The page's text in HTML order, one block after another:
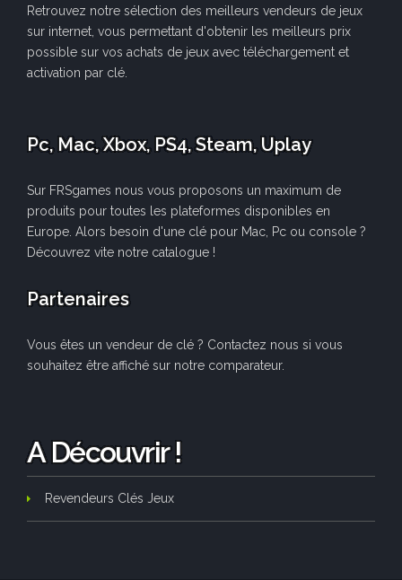
Retrouvez notre sélection des meilleurs vendeurs de jeux
sur internet, vous permettant d'obtenir les meilleurs prix
possible sur vos achats de jeux avec téléchargement et
activation par clé.
Pc, Mac, Xbox, PS4, Steam, Uplay
Sur FRSgames nous vous proposons un maximum de
produits pour toutes les plateformes disponibles en
Europe. Alors besoin d'une clé pour Mac, Pc ou console ?
Découvrez vite notre catalogue !
Partenaires
Vous êtes un vendeur de clé ? Contactez nous si vous
souhaitez être affiché sur notre comparateur.
A Découvrir !
Revendeurs Clés Jeux